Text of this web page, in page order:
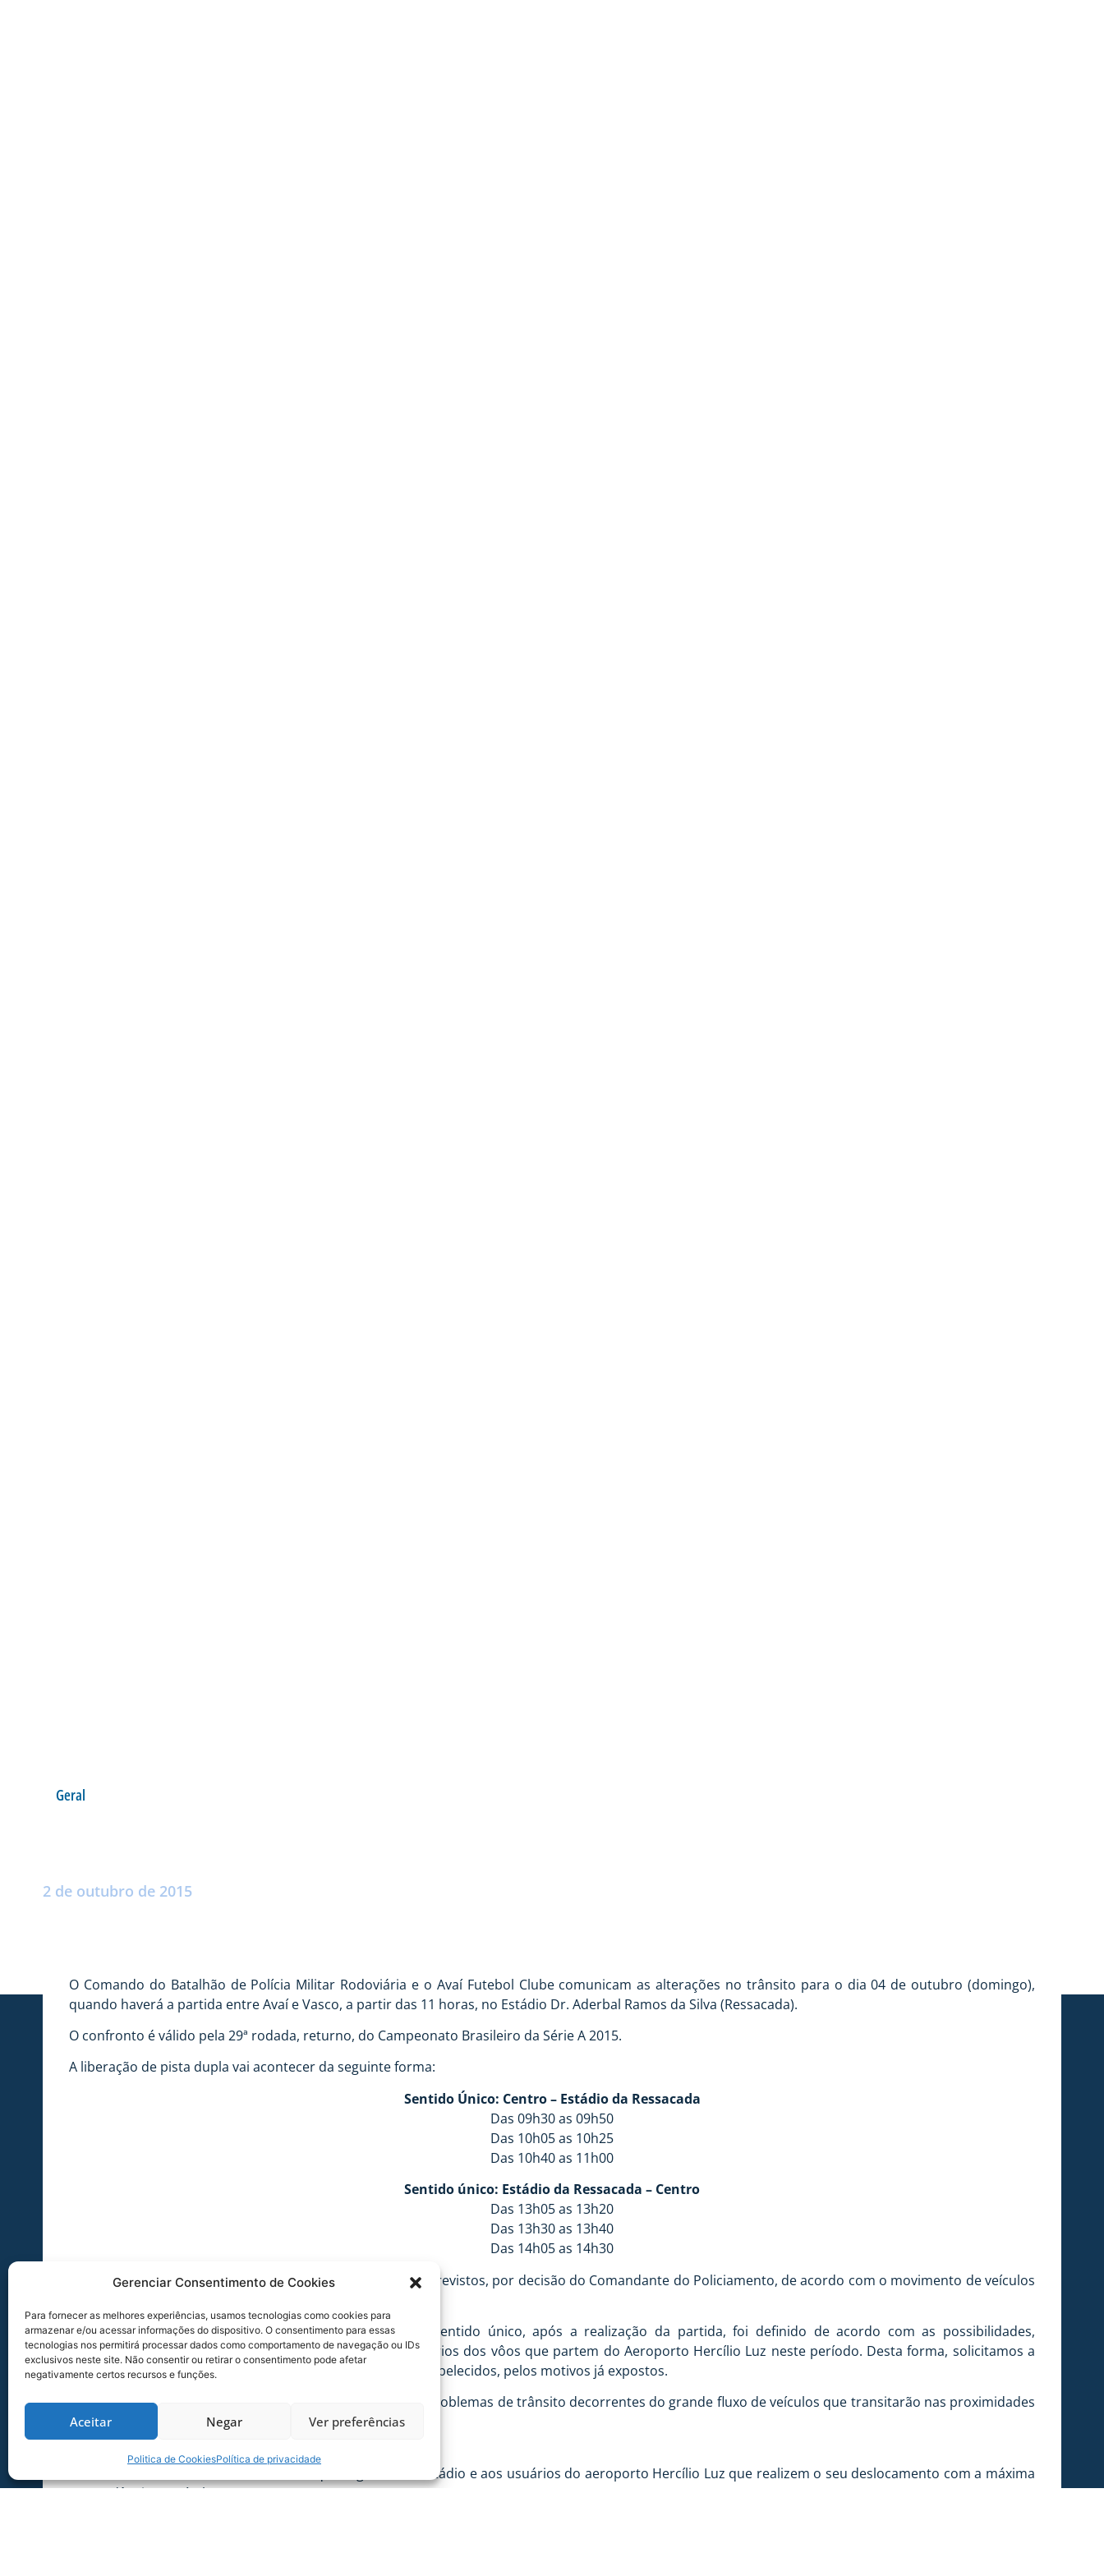
Gerenciar Consentimento de Cookies
Para fornecer as melhores experiências, usamos tecnologias como cookies para
armazenar e/ou acessar informações do dispositivo. O consentimento para essas
tecnologias nos permitirá processar dados como comportamento de navegação ou IDs
exclusivos neste site. Não consentir ou retirar o consentimento pode afetar
negativamente certos recursos e funções.
Aceitar Negar Ver preferências
Politica de CookiesPolítica de privacidade
Geral
2 de outubro de 2015
O Comando do Batalhão de Polícia Militar Rodoviária e o Avaí Futebol Clube comunicam as alterações no trânsito para o dia 04 de outubro (domingo),
quando haverá a partida entre Avaí e Vasco, a partir das 11 horas, no Estádio Dr. Aderbal Ramos da Silva (Ressacada).
O confronto é válido pela 29ª rodada, returno, do Campeonato Brasileiro da Série A 2015.
A liberação de pista dupla vai acontecer da seguinte forma:
Sentido Único: Centro – Estádio da Ressacada
Das 09h30 as 09h50
Das 10h05 as 10h25
Das 10h40 as 11h00
Sentido único: Estádio da Ressacada – Centro
Das 13h05 as 13h20
Das 13h30 as 13h40
Das 14h05 as 14h30
ATENÇÃO:Poderá ocorrer liberações antes dos horários previstos, por decisão do Comandante do Policiamento, de acordo com o movimento de veículos
Ressaltamos que horário de liberação do trânsito em sentido único, após a realização da partida, foi definido de acordo com as possibilidades,
em decorrência da conciliação desta medida com os horários dos vôos que partem do Aeroporto Hercílio Luz neste período. Desta forma, solicitamos a
compreensão de todos em relação aos horários acima estabelecidos, pelos motivos já expostos.
A medida do trânsito em sentido único visa minimizar os problemas de trânsito decorrentes do grande fluxo de veículos que transitarão nas proximidades
do
Estádio da Ressacada.
Para tanto, solicitamos aos torcedores que seguirão ao Estádio e aos usuários do aeroporto Hercílio Luz que realizem o seu deslocamento com a máxima
antecedência possível.